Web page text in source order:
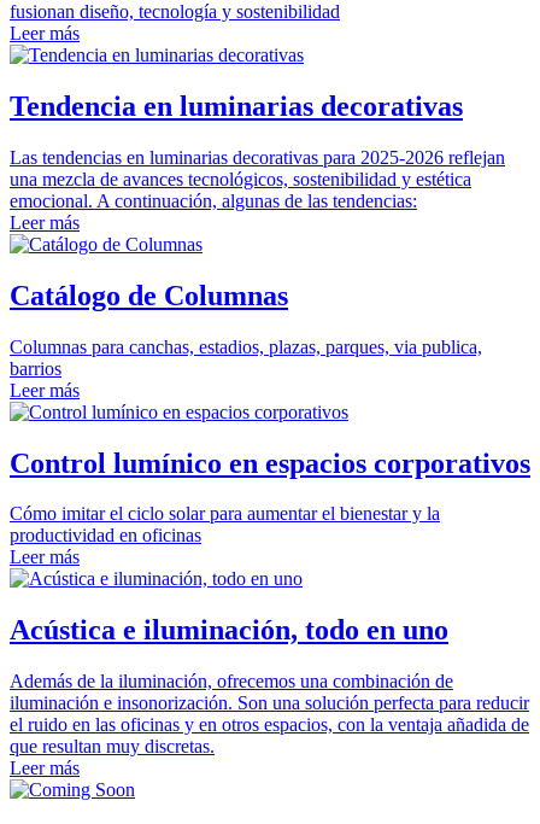
fusionan diseño, tecnología y sostenibilidad
Leer más
Tendencia en luminarias decorativas
Las tendencias en luminarias decorativas para 2025-2026 reflejan
una mezcla de avances tecnológicos, sostenibilidad y estética
emocional. A continuación, algunas de las tendencias:
Leer más
Catálogo de Columnas
Columnas para canchas, estadios, plazas, parques, via publica,
barrios
Leer más
Control lumínico en espacios corporativos
Cómo imitar el ciclo solar para aumentar el bienestar y la
productividad en oficinas
Leer más
Acústica e iluminación, todo en uno
Además de la iluminación, ofrecemos una combinación de
iluminación e insonorización. Son una solución perfecta para reducir
el ruido en las oficinas y en otros espacios, con la ventaja añadida de
que resultan muy discretas.
Leer más